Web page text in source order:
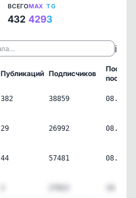
ВСЕГО
432
MAX
429
TG
3
ℹ️
Публикаций Подписчиков
пост
382 38859
29 26992
44 57481